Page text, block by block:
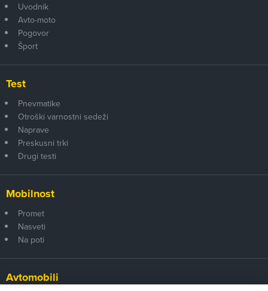
Uvodnik
Avto-moto
Pogovor
Šport
Test
Pnevmatike
Otroški varnostni sedeži
Naprave
Preskusni trki
Drugi testi
Mobilnost
Promet
Nasveti
Na poti
Avtomobili